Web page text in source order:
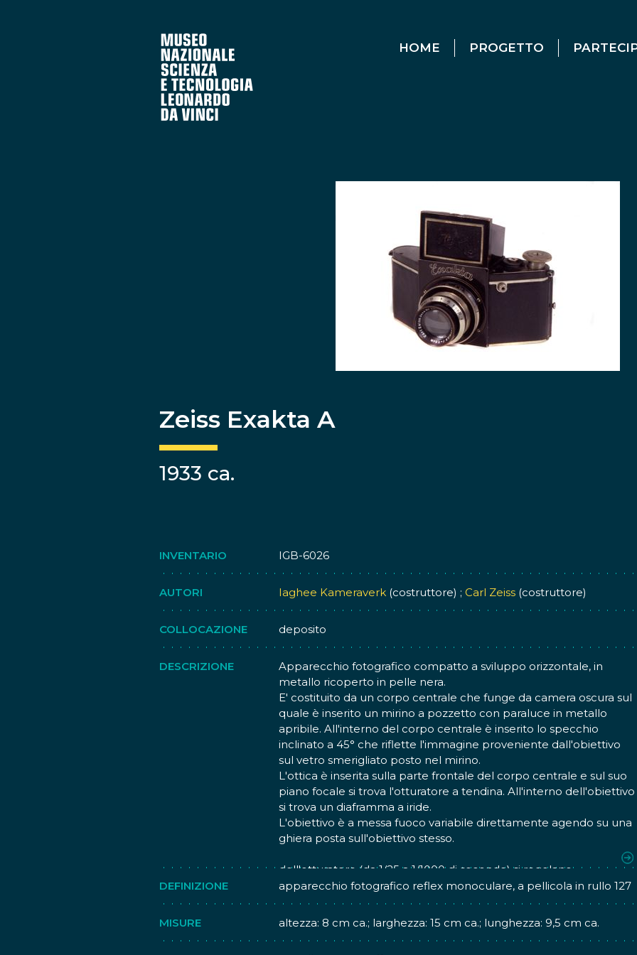
HOME PROGETTO
Zeiss Exakta A
1933 ca.
INVENTARIO IGB-6026
AUTORI Iaghee Kameraverk (costruttore) ; Carl Zeiss (costruttore)
COLLOCAZIONE deposito
DESCRIZIONE
Apparecchio fotografico compatto a sviluppo orizzontale, in
metallo ricoperto in pelle nera.
E' costituito da un corpo centrale che funge da camera oscura sul
quale è inserito un mirino a pozzetto con paraluce in metallo
apribile. All'interno del corpo centrale è inserito lo specchio
inclinato a 45° che riflette l'immagine proveniente dall'obiettivo
sul vetro smerigliato posto nel mirino.
L'ottica è inserita sulla parte frontale del corpo centrale e sul suo
piano focale si trova l'otturatore a tendina. All'interno dell'obiettivo
si trova un diaframma a iride.
L'obiettivo è a messa fuoco variabile direttamente agendo su una
ghiera posta sull'obiettivo stesso.
Anche aperture del diaframma (da f/2,8 a f/22) e velocità di scatto
dell'otturatore (da 1/25 a 1/1000 di secondo) si regolano
direttamente sull'ottica, ruotando apposite ghiere.
Il pulsante di scatto è in posizione frontale sul lato sinistro.
Il dorso è apribile per accedere al vano porta rullo. Sul dorso si
trovano la rotella che governa il meccanismo di inserzione della
DEFINIZIONE apparecchio fotografico reflex monoculare, a pellicola in rullo 127
MISURE altezza: 8 cm ca.; larghezza: 15 cm ca.; lunghezza: 9,5 cm ca.